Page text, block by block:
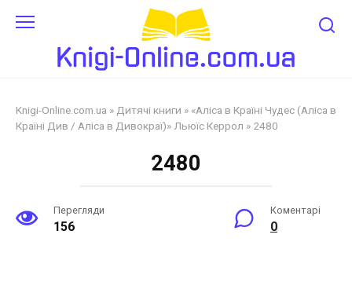
Knigi-Online.com.ua » Дитячі книги » «Аліса в Країні Чудес (Аліса в
Країні Див / Аліса в Дивокраї)» Льюїс Керрол » 2480
2480
Перегляди
156
Коментарі
0